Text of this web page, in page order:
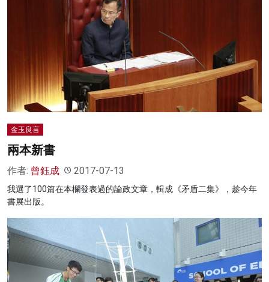
金玉良言
兩本新書
作者: 曾鈺成 2017-07-13
我選了100篇在本欄發表過的論政文章，輯成《矛盾二集》，趁今年
書展出版。